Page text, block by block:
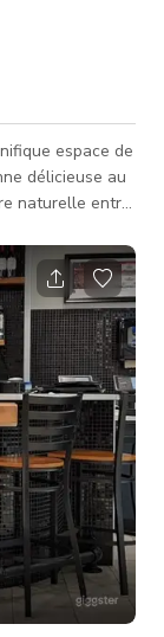
espace de
délicieuse au
naturelle entre
dalles de
élégante
Les
les festivals.